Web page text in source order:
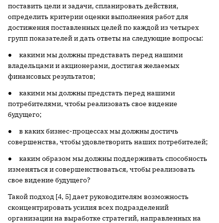
поставить цели и задачи, спланировать действия,
определить критерии оценки выполнения работ для
достижения поставленных целей по каждой из четырех
групп показателей и дать ответы на следующие вопросы:
● какими мы должны представать перед нашими
владельцами и акционерами, достигая желаемых
финансовых результатов;
● какими мы должны предстать перед нашими
потребителями, чтобы реализовать свое видение
будущего;
● в каких бизнес-процессах мы должны достичь
совершенства, чтобы удовлетворить наших потребителей;
● каким образом мы должны поддерживать способность
изменяться и совершенствоваться, чтобы реализовать
свое видение будущего?
Такой подход [4, 5] дает руководителям возможность
сконцентрировать усилия всех подразделений
организации на выработке стратегий, направленных на